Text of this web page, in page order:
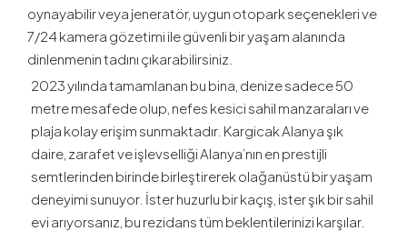
oynayabilir veya jeneratör, uygun otopark seçenekleri ve
7/24 kamera gözetimi ile güvenli bir yaşam alanında
dinlenmenin tadını çıkarabilirsiniz.
2023 yılında tamamlanan bu bina, denize sadece 50
metre mesafede olup, nefes kesici sahil manzaraları ve
plaja kolay erişim sunmaktadır. Kargicak Alanya şık
daire, zarafet ve işlevselliği Alanya’nın en prestijli
semtlerinden birinde birleştirerek olağanüstü bir yaşam
deneyimi sunuyor. İster huzurlu bir kaçış, ister şık bir sahil
evi arıyorsanız, bu rezidans tüm beklentilerinizi karşılar.